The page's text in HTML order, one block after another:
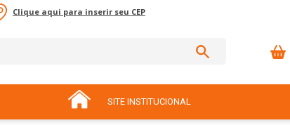
Clique aqui para inserir seu CEP
SITE INSTITUCIONAL